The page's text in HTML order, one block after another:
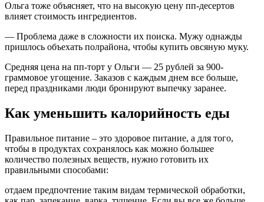
Ольга тоже объясняет, что на высокую цену пп-десертов
влияет стоимость ингредиентов.
— Проблема даже в сложности их поиска. Мужу однажды
пришлось объехать полрайона, чтобы купить овсяную муку.
Средняя цена на пп-торт у Ольги — 25 рублей за 900-
граммовое угощение. Заказов с каждым днем все больше,
перед праздниками люди бронируют выпечку заранее.
Как уменьшить калорийность еды
Правильное питание – это здоровое питание, а для того,
чтобы в продуктах сохранялось как можно большее
количество полезных веществ, нужно готовить их
правильными способами:
отдаем предпочтение таким видам термической обработки,